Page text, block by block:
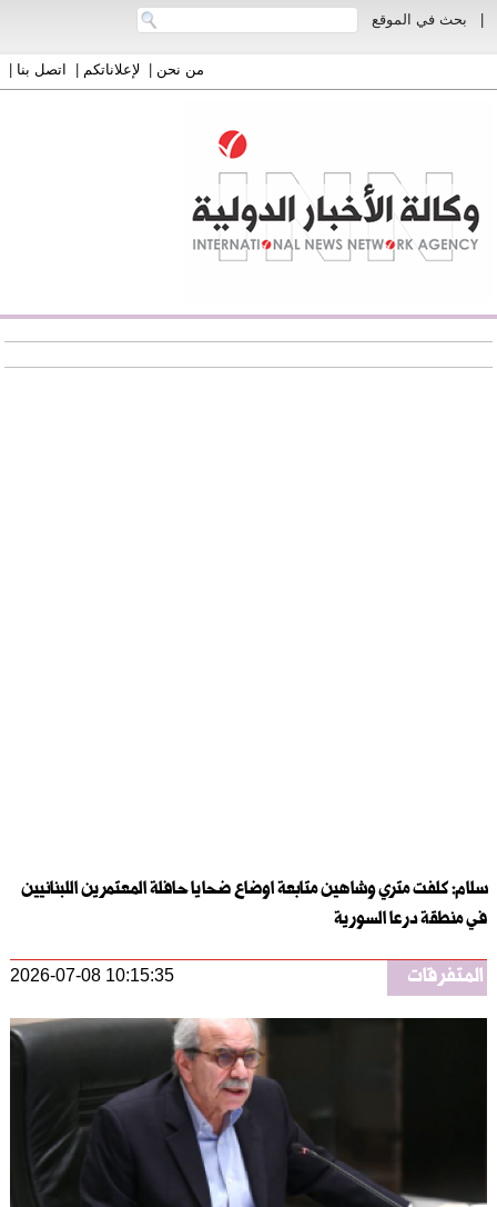
بحث في الموقع
من نحن| لإعلاناتكم| اتصل بنا|
سلام: كلفت متري وشاهين متابعة اوضاع ضحايا حافلة المعتمرين اللبنانيين
في منطقة درعا السورية
المتفرقات 2026-07-08 10:15:35